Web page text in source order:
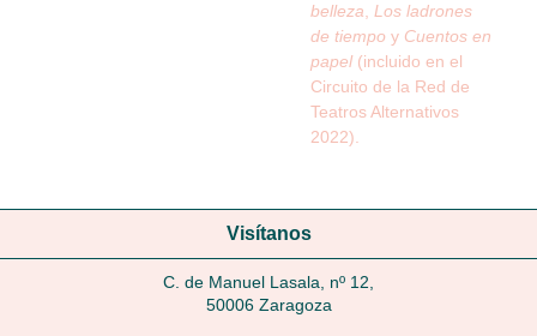
belleza
Los ladrones
de tiempo y Cuentos en
papel(incluido en el
Circuito de la Red de
Teatros Alternativos
2022).
Visítanos
C. de Manuel Lasala, nº 12,
50006 Zaragoza